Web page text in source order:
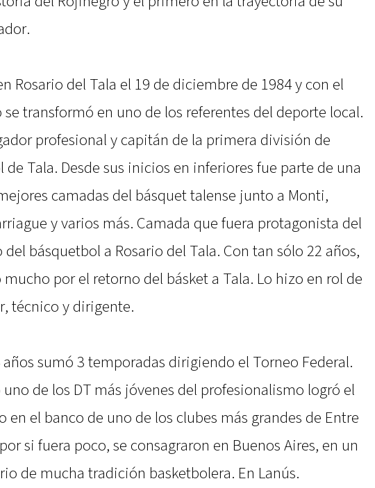
Rosario del Tala el 19 de diciembre de 1984 y con el
transformó en uno de los referentes del deporte local.
profesional y capitán de la primera división de
de Tala. Desde sus inicios en inferiores fue parte de una
camadas del básquet talense junto a Monti,
y varios más. Camada que fuera protagonista del
del básquetbol a Rosario del Tala. Con tan sólo 22 años,
por el retorno del básket a Tala. Lo hizo en rol de
técnico y dirigente.
años sumó 3 temporadas dirigiendo el Torneo Federal.
de los DT más jóvenes del profesionalismo logró el
en el banco de uno de los clubes más grandes de Entre
si fuera poco, se consagraron en Buenos Aires, en un
de mucha tradición basketbolera. En Lanús.